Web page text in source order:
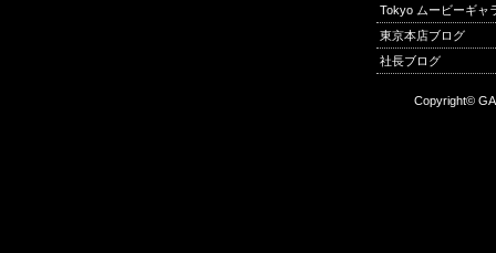
Tokyo ムービーギャ
東京本店ブログ
社長ブログ
Copyright©